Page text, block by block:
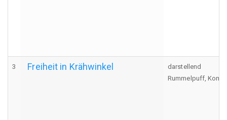
3 Freiheit in Krähwinkel
darstellend
Rummelpuff,